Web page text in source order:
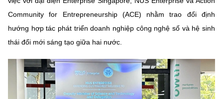
Nhiệm vụ trọng tâm
Chọn ngôn ngữ
Community for Entrepreneurship (ACE) nhằm trao đổi định
hướng hợp tác phát triển doanh nghiệp công nghệ số và hệ sinh
thái đổi mới sáng tạo giữa hai nước.